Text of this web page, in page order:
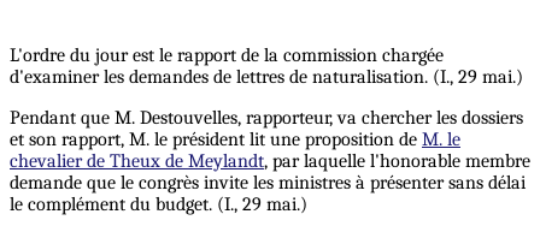
L'ordre du jour est le rapport de la commission chargée
d'examiner les demandes de lettres de naturalisation. (I., 29 mai.)
Pendant que M. Destouvelles, rapporteur, va chercher les dossiers
et son rapport, M. le président lit une proposition de M. le
chevalier de Theux de Meylandt, par laquelle l'honorable membre
demande que le congrès invite les ministres à présenter sans délai
le complément du budget. (I., 29 mai.)